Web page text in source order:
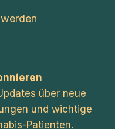
über neue
und wichtige
Patienten.